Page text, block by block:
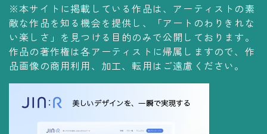
アイテム・サービス
コレクションの仕方
Yoshiteru Collection
※本サイトに掲載している作品は、アーティストの素
敵な作品を知る機会を提供し、「アートのわりきれな
い楽しさ」を見つける目的のみで公開しております。
作品の著作権は各アーティストに帰属しますので、作
品画像の商用利用、加工、転用はご遠慮ください。